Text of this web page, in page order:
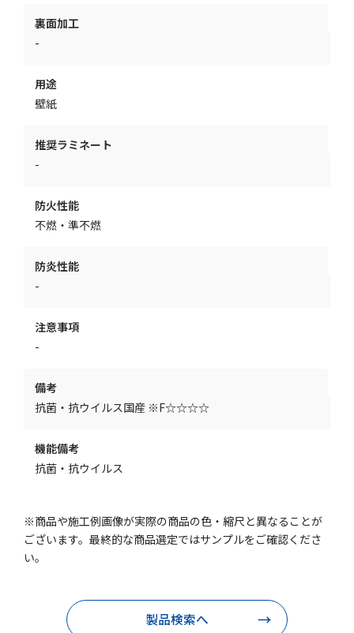
裏面加工
-
用途
壁紙
推奨ラミネート
-
防火性能
不燃・準不燃
防炎性能
-
注意事項
-
備考
抗菌・抗ウイルス国産 ※F☆☆☆☆
機能備考
抗菌・抗ウイルス
※商品や施工例画像が実際の商品の色・縮尺と異なることが
ございます。最終的な商品選定ではサンプルをご確認くださ
い。
製品検索へ